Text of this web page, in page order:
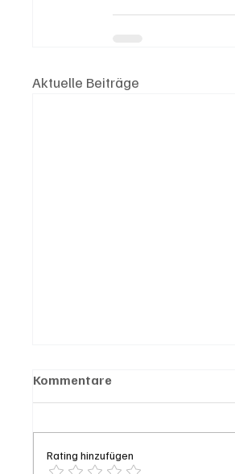
Aktuelle Beiträge
Kommentare
Rating hinzufügen